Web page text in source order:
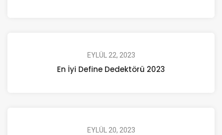
EYLÜL 22, 2023
En İyi Define Dedektörü 2023
EYLÜL 20, 2023